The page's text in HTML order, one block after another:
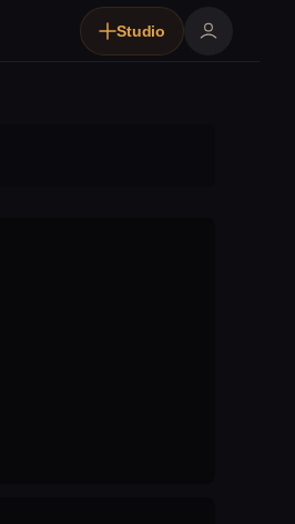
Studio